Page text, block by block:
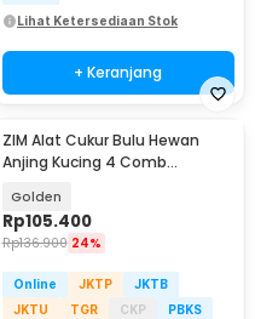
Lihat Ketersediaan Stok
+ Keranjang
ZIM Alat Cukur Bulu Hewan
Anjing Kucing 4 Comb
Golden
Rp105.400
Rp136.900 24%
Online JKTP
JKTB
JKTU
TGR CKP
PBKS